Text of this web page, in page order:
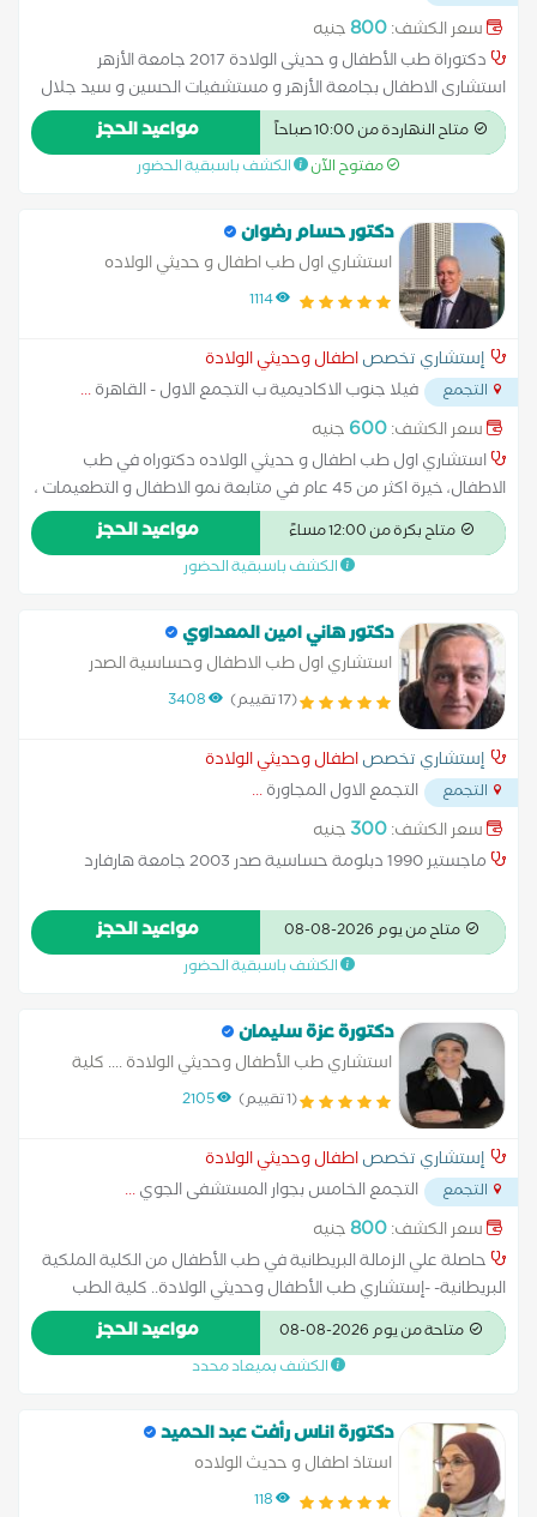
سعر الكشف:800جنيه
دكتوراة طب الأطفال و حديثى الولادة 2017 جامعة الأزهر
استشارى الاطفال بجامعة الأزهر و مستشفيات الحسين و سيد جلال
الجامعى ثم المملكة العربية السعودية خبرة أكثر من 20 عام فى طب
الأطفال و حديثى الولادة ماجيستير طب الأطفال 2010
متاح النهاردة من 10:00 صباحاً مواعيد الحجز
مفتوح الآن الكشف باسبقية الحضور
دكتور حسام رضوان
استشاري اول طب اطفال و حديثي الولاده
1114
إستشاري تخصصاطفال وحديثي الولادة
التجمع فيلا جنوب الاكاديمية ب التجمع الاول - القاهرة
...
سعر الكشف:600 جنيه
استشاري اول طب اطفال و حديثي الولاده دكتوراه في طب
الاطفال، خيرة اكثر من 45 عام في متابعة نمو الاطفال و التطعيمات ،
مع علاج الأمراض التي تصيب الطفال من عمر يوم حتى 18 عام، و
الإشراف و المتابعة لأمراض الصدر و الجهاز الهضمي.
متاح بكرة من 12:00 مساءً مواعيد الحجز
الكشف باسبقية الحضور
دكتور هاني امين المعداوي
استشاري اول طب الاطفال وحساسية الصدر
(17 تقييم) 3408
إستشاري تخصصاطفال وحديثي الولادة
التجمع التجمع الاول المجاورة...
سعر الكشف:300 جنيه
ماجستير 1990 دبلومة حساسية صدر 2003 جامعة هارفارد
متاح من يوم 2026-08-08 مواعيد الحجز
الكشف باسبقية الحضور
دكتورة عزة سليمان
استشاري طب الأطفال وحديثي الولادة .... كلية
الطب جامعة القاهرة قصر العيني زميل كلية الاطباء
(1 تقييم) 2105
إستشاري تخصصاطفال وحديثي الولادة
التجمع التجمع الخامس بجوار المستشفى الجوي...
سعر الكشف:800جنيه
حاصلة علي الزمالة البريطانية في طب الأطفال من الكلية الملكية
البريطانية- -إستشاري طب الأطفال وحديثي الولادة.. كلية الطب
جامعة القاهرة.. قصر العيني استشاري الطب النمائي والكشف المبكر
للتأخر النمائي لدي الأطفال....عضو الكلية الملكية البريطانية لطب
الأطفال بإنجلترا. -محاضر و عضو الجمعية المصرية لأطباء الكلية
البريطانية-لندن سعر الكشف غير شامل الخدمات
متاحة من يوم 2026-08-08 مواعيد الحجز
الكشف بميعاد محدد
دكتورة اناس رأفت عبد الحميد
استاذ اطفال و حديث الولاده
118